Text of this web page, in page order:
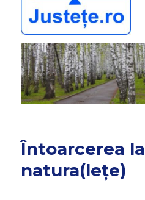
JUSTEȚE
Întoarcerea la
natura(lețe)